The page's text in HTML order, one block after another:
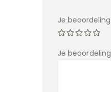
Je beoordeling
Je beoordeling